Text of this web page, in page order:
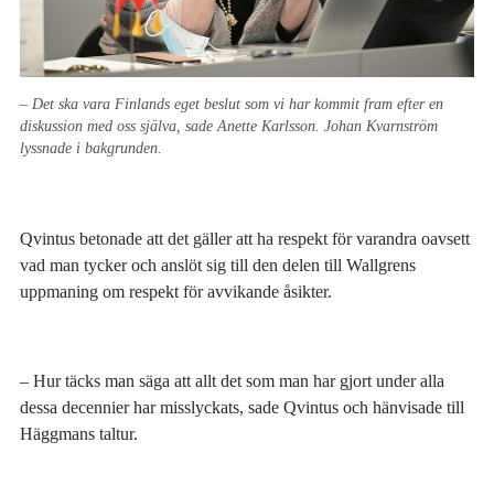
– Det ska vara Finlands eget beslut som vi har kommit fram efter en
diskussion med oss själva, sade Anette Karlsson. Johan Kvarnström
lyssnade i bakgrunden.
Qvintus betonade att det gäller att ha respekt för varandra oavsett
vad man tycker och anslöt sig till den delen till Wallgrens
uppmaning om respekt för avvikande åsikter.
– Hur täcks man säga att allt det som man har gjort under alla
dessa decennier har misslyckats, sade Qvintus och hänvisade till
Häggmans taltur.